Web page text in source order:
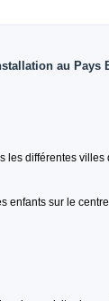
au Pays
les différentes villes
enfants sur le